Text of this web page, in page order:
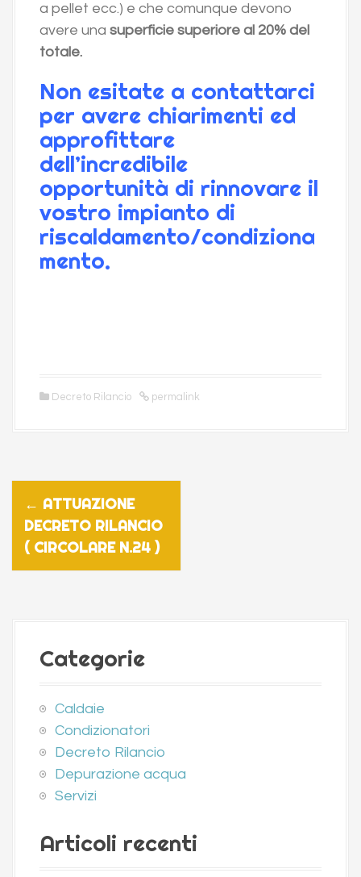
a pellet ecc.) e che comunque devono
avere una superficie superiore al 20% del
totale.
Non esitate a contattarci
per avere chiarimenti ed
approfittare
dell’incredibile
opportunità di rinnovare il
vostro impianto di
riscaldamento/condiziona
mento.
Decreto Rilancio permalink
o
t
← ATTUAZIONE
DECRETO RILANCIO
( CIRCOLARE N.24 )
Categorie
Caldaie
Condizionatori
Decreto Rilancio
Depurazione acqua
Servizi
Articoli recenti